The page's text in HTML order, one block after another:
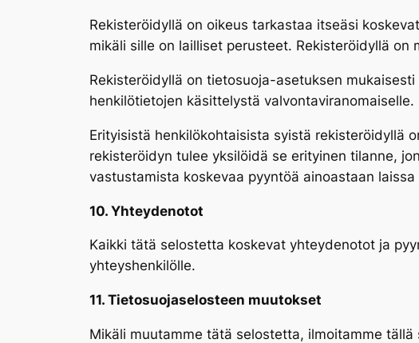
Rekisteröidyllä on oikeus tarkastaa itseäsi
mikäli sille on lailliset perusteet. Rekisteröidyllä
Rekisteröidyllä on tietosuoja-asetuksen
henkilötietojen käsittelystä valvontaviranomaiselle.
Erityisistä henkilökohtaisista syistä rekisteröidyllä
rekisteröidyn tulee yksilöidä se erityinen tilanne,
vastustamista koskevaa pyyntöä ainoastaan
10. Yhteydenotot
Kaikki tätä selostetta koskevat yhteydenotot ja
yhteyshenkilölle.
11. Tietosuojaselosteen muutokset
Mikäli muutamme tätä selostetta, ilmoitamme